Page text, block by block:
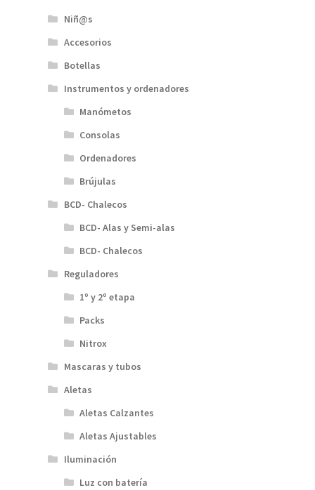
Niñ@s
Accesorios
Botellas
Instrumentos y ordenadores
Manómetos
Consolas
Ordenadores
Brújulas
BCD- Chalecos
BCD- Alas y Semi-alas
BCD- Chalecos
Reguladores
1º y 2º etapa
Packs
Nitrox
Mascaras y tubos
Aletas
Aletas Calzantes
Aletas Ajustables
Iluminación
Luz con batería